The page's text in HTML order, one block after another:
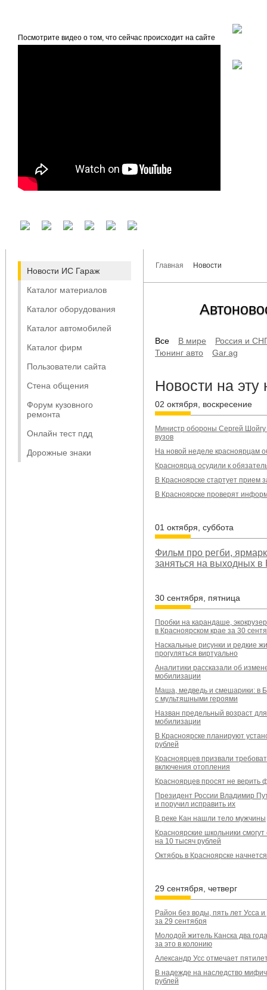
Посмотрите видео о том, что сейчас происходит на сайте
Новости ИС Гараж
Каталог материалов
Каталог оборудования
Каталог автомобилей
Каталог фирм
Пользователи сайта
Стена общения
Форум кузовного
ремонта
Онлайн тест пдд
Дорожные знаки
Главная Новости
Все В мире
Россия и
Тюнинг авто
Gar.ag
Новости на эту
02 октября, воскресение
Министр обороны Сергей
вузов
На новой неделе красноярцам
Красноярца осудили к
В Красноярске стартует прием
В Красноярске проверят
01 октября, суббота
Фильм про регби,
заняться на выходных в
30 сентября, пятница
Пробки на карандаше,
в Красноярском крае за 30
Наскальные рисунки и редкие
прогуляться виртуально
Аналитики рассказали об
мобилизации
Маша, медведь и смешарики: в
с мультяшными героями
Назван предельный возраст
мобилизации
В Красноярске планируют
рублей
Красноярцев призвали
включения отопления
Красноярцев просят не
Президент России Владимир
и поручил исправить их
В реке Кан нашли тело мужчины
Красноярские школьники
на 10 тысяч рублей
Октябрь в Красноярске
29 сентября, четверг
Район без воды, пять лет Усса
за 29 сентября
Молодой житель Канска два
за это в колонию
Александр Усс отмечает
В надежде на наследство
рублей